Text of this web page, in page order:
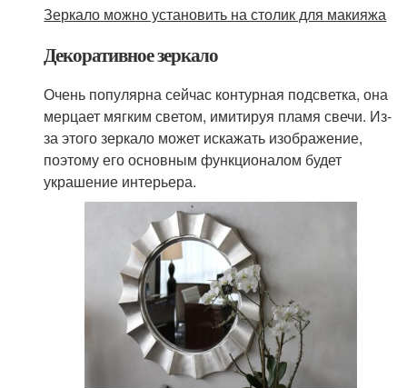
Зеркало можно установить на столик для макияжа
Декоративное зеркало
Очень популярна сейчас контурная подсветка, она
мерцает мягким светом, имитируя пламя свечи. Из-
за этого зеркало может искажать изображение,
поэтому его основным функционалом будет
украшение интерьера.